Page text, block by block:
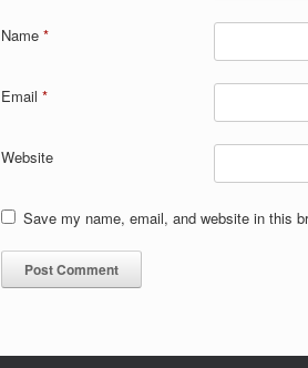
Name *
Email *
Website
Save my name, email, and website in this